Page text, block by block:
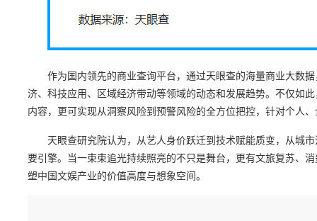
作为国内领先的商业查询平台，通过天眼查的海量商业大数
济、科技应用、区域经济带动等领域的动态和发展趋势。不仅如
内容，更可实现从洞察风险到预警风险的全方位把控，针对个人
天眼查研究院认为，从艺人身价跃迁到技术赋能质变，从城
要引擎。当一束束追光持续照亮的不只是舞台，更有文旅复苏、
塑中国文娱产业的价值高度与想象空间。